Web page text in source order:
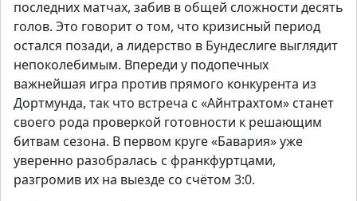
последних матчах, забив в общей сложности десять
голов. Это говорит о том, что кризисный период
остался позади, а лидерство в Бундеслиге выглядит
непоколебимым. Впереди у подопечных
важнейшая игра против прямого конкурента из
Дортмунда, так что встреча с «Айнтрахтом» станет
своего рода проверкой готовности к решающим
битвам сезона. В первом круге «Бавария» уже
уверенно разобралась с франкфуртцами,
разгромив их на выезде со счётом 3:0.